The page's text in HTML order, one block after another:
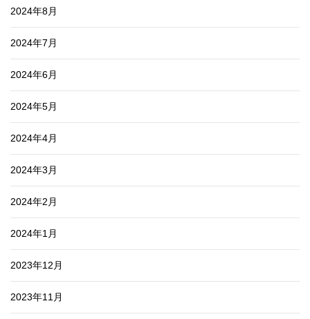
2024年8月
2024年7月
2024年6月
2024年5月
2024年4月
2024年3月
2024年2月
2024年1月
2023年12月
2023年11月